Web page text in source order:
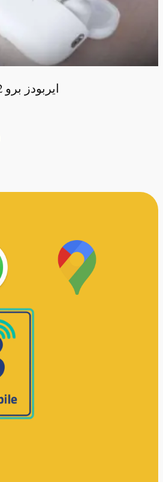
ايربودز برو 2 ايفون (طبق الاصل)